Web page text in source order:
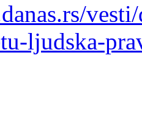
ljudska-